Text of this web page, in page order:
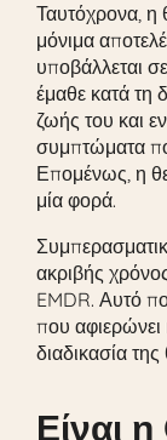
Ταυτόχρονα, η
μόνιμα
υποβάλλεται
έμαθε κατά τη
ζωής του και
συμπτώματα
Επομένως, η
μία φορά.
ακριβής
EMDR. Αυτό
που αφιερώνει
διαδικασία
Είναι